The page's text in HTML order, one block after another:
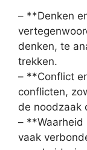
– **Denken
denken, te
trekken.
– **Conflict
conflicten,
de noodzaak
– **Waarheid
vaak